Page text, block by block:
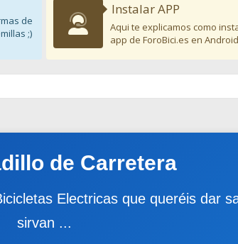
de
;)
Instalar APP
Aqui te explicamos como
app de ForoBici.es en
de Carretera
Electricas que queréis dar
sirvan ...